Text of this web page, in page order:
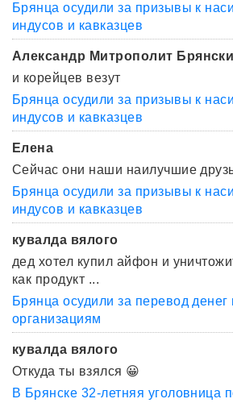
Брянца осудили за призывы к
индусов и кавказцев
Александр Митрополит
и корейцев везут
Брянца осудили за призывы к
индусов и кавказцев
Елена
Сейчас они наши наилучшие
Брянца осудили за призывы к
индусов и кавказцев
кувалда вялого
дед хотел купил айфон и
как продукт ...
Брянца осудили за перевод
организациям
кувалда вялого
Откуда ты взялся 😀
В Брянске 32-летняя уголовница